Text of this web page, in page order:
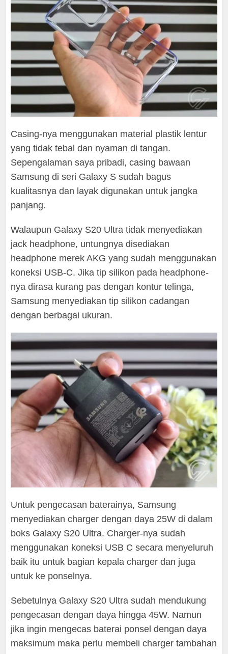
Casing-nya menggunakan material plastik lentur
yang tidak tebal dan nyaman di tangan.
Sepengalaman saya pribadi, casing bawaan
Samsung di seri Galaxy S sudah bagus
kualitasnya dan layak digunakan untuk jangka
panjang.
Walaupun Galaxy S20 Ultra tidak menyediakan
jack headphone, untungnya disediakan
headphone merek AKG yang sudah menggunakan
koneksi USB-C. Jika tip silikon pada headphone-
nya dirasa kurang pas dengan kontur telinga,
Samsung menyediakan tip silikon cadangan
dengan berbagai ukuran.
Untuk pengecasan baterainya, Samsung
menyediakan charger dengan daya 25W di dalam
boks Galaxy S20 Ultra. Charger-nya sudah
menggunakan koneksi USB C secara menyeluruh
baik itu untuk bagian kepala charger dan juga
untuk ke ponselnya.
Sebetulnya Galaxy S20 Ultra sudah mendukung
pengecasan dengan daya hingga 45W. Namun
jika ingin mengecas baterai ponsel dengan daya
maksimum maka perlu membeli charger tambahan